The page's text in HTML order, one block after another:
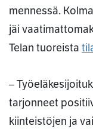
mennessä.
jäi
Telan tuoreista
–
tarjonneet
kiinteistöjen ja